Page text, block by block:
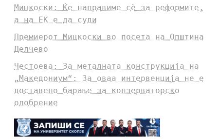
Мицкоски: Ќе направиме сè за реформите,
а на ЕК е да суди
Премиерот Мицкоски во посета на Општина
Делчево
Честоева: За металната конструкција на
„Македониум“: За оваа интервенција не е
доставено барање за конзерваторско
одобрение